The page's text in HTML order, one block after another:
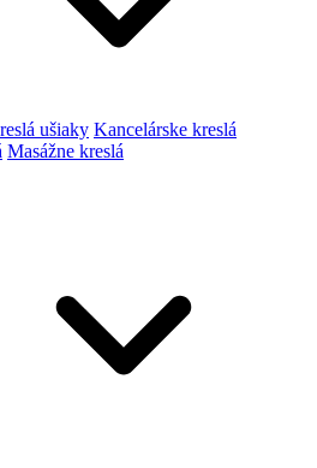
ušiaky Kancelárske kreslá
Masážne kreslá